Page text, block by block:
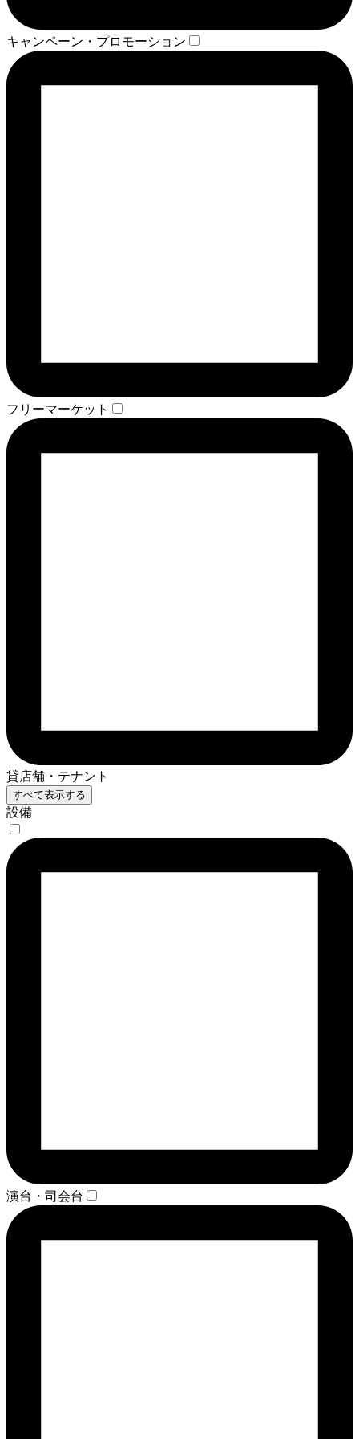
キャンペーン・プロモーション
フリーマーケット
貸店舗・テナント
すべて表示する
設備
演台・司会台